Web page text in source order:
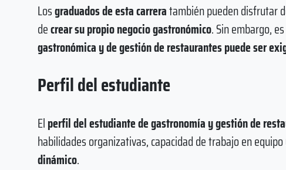
Losgraduados de esta carreratambién pueden disfrutar
decrear su propio negocio gastronómico. Sin embargo,
gastronómica y de gestión de restaurantes puede ser
Perfil del estudiante
Elperfil del estudiante de gastronomía y gestión de
habilidades organizativas, capacidad de trabajo en
dinámico.